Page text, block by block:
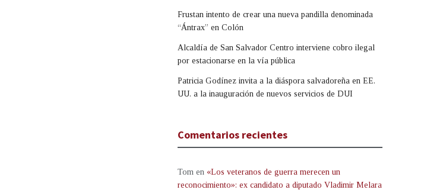
Frustan intento de crear una nueva pandilla denominada
“Ántrax” en Colón
Alcaldía de San Salvador Centro interviene cobro ilegal
por estacionarse en la vía pública
Patricia Godínez invita a la diáspora salvadoreña en EE.
UU. a la inauguración de nuevos servicios de DUI
Comentarios recientes
Tom en «Los veteranos de guerra merecen un
reconocimiento»: ex candidato a diputado Vladimir Melara